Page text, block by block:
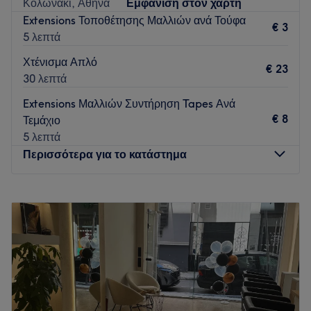
Extensions Τοποθέτησης Μαλλιών ανά Τούφα
5 λεπτά
€ 3
Χτένισμα Απλό
30 λεπτά
€ 23
Extensions Μαλλιών Συντήρηση Tapes Ανά
Τεμάχιο
5 λεπτά
€ 8
Περισσότερα για το κατάστημα
Τρίτη
09:00
19:00
Τετάρτη
09:00–15:00
Πέμπτη
09:00–19:00
Παρασκευή
09:00–19:00
Σάββατο
09:00 –17:00
Κυριακή
Κλειστό